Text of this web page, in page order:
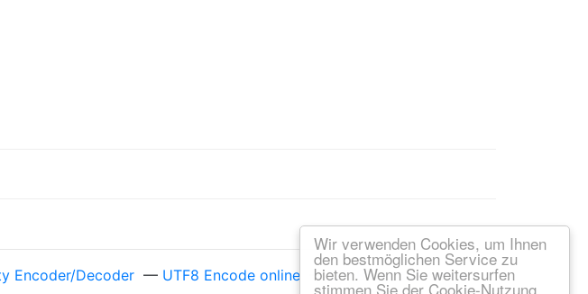
Wir verwenden Cookies, um Ihnen
den bestmöglichen Service zu
bieten. Wenn Sie weitersurfen
stimmen Sie der Cookie-Nutzung
Encoder/Decoder — UTF8 Encode online —UTF8 Decode online